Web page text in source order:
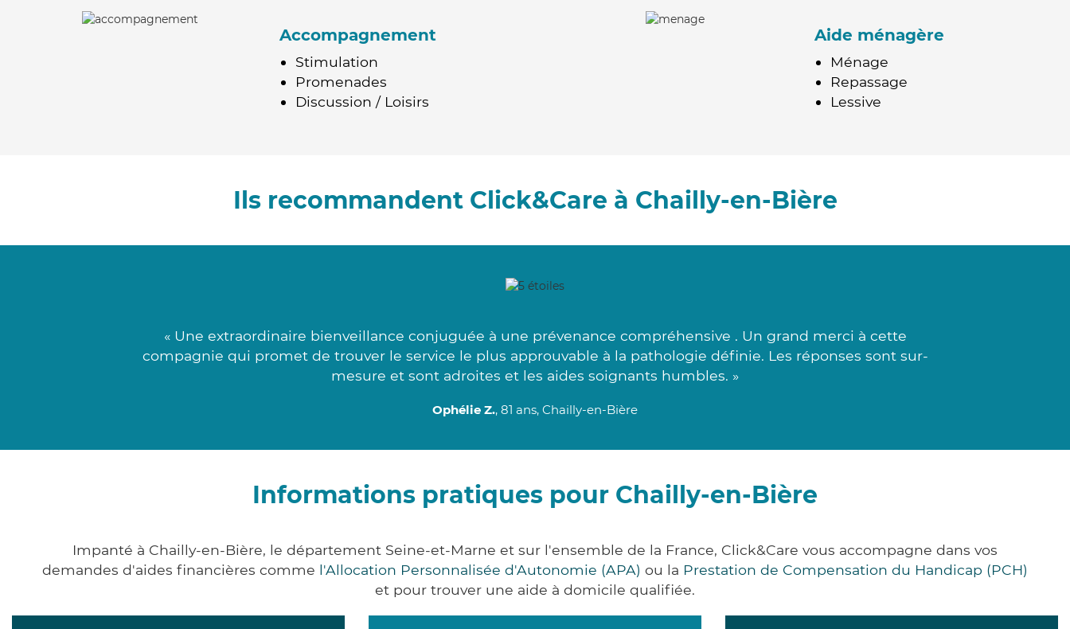
Accompagnement
Stimulation
Promenades
Discussion / Loisirs
Aide ménagère
Ménage
Repassage
Lessive
Ils recommandent Click&Care à Chailly-en-Bière
« Une extraordinaire bienveillance conjuguée à une prévenance compréhensive . Un grand merci à cette
compagnie qui promet de trouver le service le plus approuvable à la pathologie définie. Les réponses sont sur-
mesure et sont adroites et les aides soignants humbles. »
Ophélie Z., 81 ans, Chailly-en-Bière
Informations pratiques pour Chailly-en-Bière
Impanté à Chailly-en-Bière, le département Seine-et-Marne et sur l'ensemble de la France, Click&Care vous accompagne dans vos
demandes d'aides financières comme l'Allocation Personnalisée d'Autonomie (APA) ou la Prestation de Compensation du Handicap (PCH)
et pour trouver une aide à domicile qualifiée.